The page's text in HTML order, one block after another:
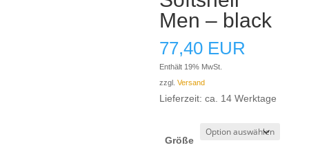
Men – black
77,40 EUR
Enthält 19% MwSt.
zzgl.Versand
Lieferzeit: ca. 14 Werktage
Größe